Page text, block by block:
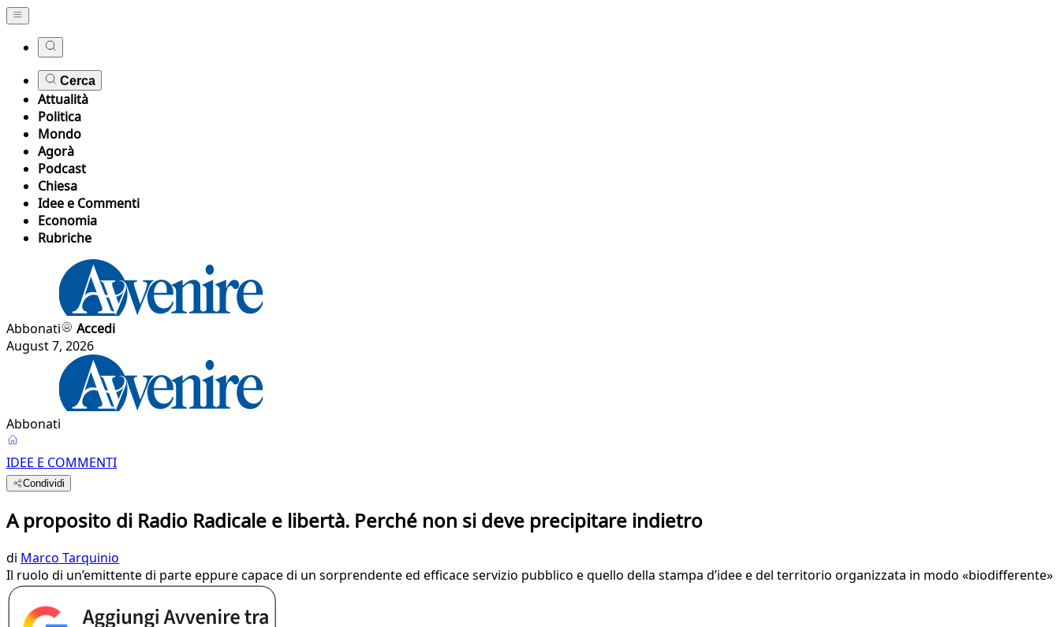
Cerca
Attualità
Politica
Mondo
Agorà
Podcast
Chiesa
Idee e Commenti
Economia
Rubriche
Abbonati
Accedi
August 7, 2026
Abbonati
IDEE E COMMENTI
Condividi
A proposito di Radio Radicale e libertà. Perché non si deve precipitare indietro
di Marco Tarquinio
Il ruolo di un’emittente di parte eppure capace di un sorprendente ed efficace servizio pubblico e quello della stampa d’idee e del territorio organizzata in modo «biodifferente»